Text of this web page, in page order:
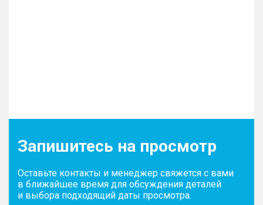
Запишитесь на просмотр
Оставьте контакты и менеджер свяжется с вами
в ближайшее время для обсуждения деталей
и выбора подходящий даты просмотра.